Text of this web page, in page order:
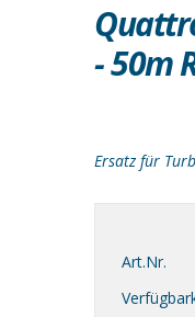
- 50m
Ersatz für
Art.Nr.